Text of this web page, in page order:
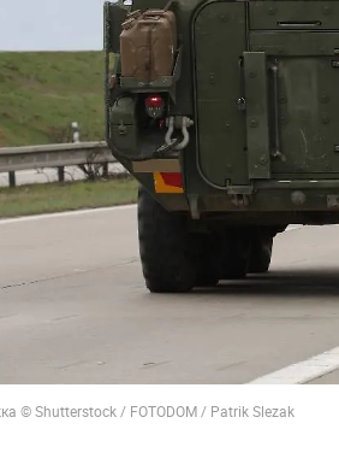
© Shutterstock / FOTODOM / Patrik Slezak